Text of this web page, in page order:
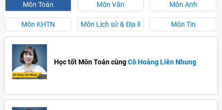
Môn Toán Môn Văn Môn Anh
Môn KHTN Môn Lịch sử & Địa lí Môn Tin
Học tốt Môn Toán cùngCô Hoàng Liên Nhung